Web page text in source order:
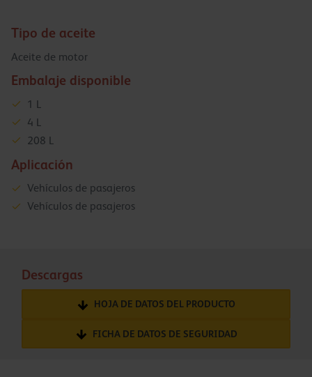
Tipo de aceite
Aceite de motor
Embalaje disponible
1 L
4 L
208 L
Aplicación
Vehículos de pasajeros
Vehículos de pasajeros
Descargas
HOJA DE DATOS DEL PRODUCTO
FICHA DE DATOS DE SEGURIDAD